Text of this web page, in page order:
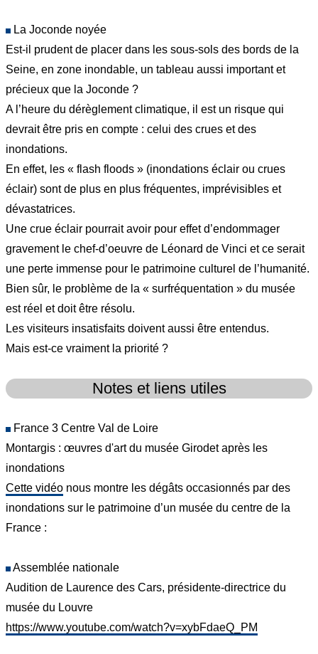
La Joconde noyée
Est-il prudent de placer dans les sous-sols des bords de la
Seine, en zone inondable, un tableau aussi important et
précieux que la Joconde ?
A l’heure du dérèglement climatique, il est un risque qui
devrait être pris en compte : celui des crues et des
inondations.
En effet, les « flash floods » (inondations éclair ou crues
éclair) sont de plus en plus fréquentes, imprévisibles et
dévastatrices.
Une crue éclair pourrait avoir pour effet d’endommager
gravement le chef-d’oeuvre de Léonard de Vinci et ce serait
une perte immense pour le patrimoine culturel de l’humanité.
Bien sûr, le problème de la « surfréquentation » du musée
est réel et doit être résolu.
Les visiteurs insatisfaits doivent aussi être entendus.
Mais est-ce vraiment la priorité ?
Notes et liens utiles
France 3 Centre Val de Loire
Montargis : œuvres d'art du musée Girodet après les
inondations
Cette vidéo nous montre les dégâts occasionnés par des
inondations sur le patrimoine d’un musée du centre de la
France :
Assemblée nationale
Audition de Laurence des Cars, présidente-directrice du
musée du Louvre
https://www.youtube.com/watch?v=xybFdaeQ_PM